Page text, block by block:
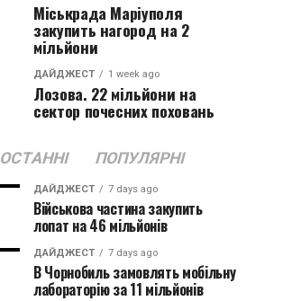
Міськрада Маріуполя
закупить нагород на 2
мільйони
ДАЙДЖЕСТ 1 week ago
Лозова. 22 мільйони на
сектор почесних поховань
ОСТАННІ ПОПУЛЯРНІ
ДАЙДЖЕСТ 7 days ago
Військова частина закупить
лопат на 46 мільйонів
ДАЙДЖЕСТ 7 days ago
В Чорнобиль замовлять мобільну
лабораторію за 11 мільйонів